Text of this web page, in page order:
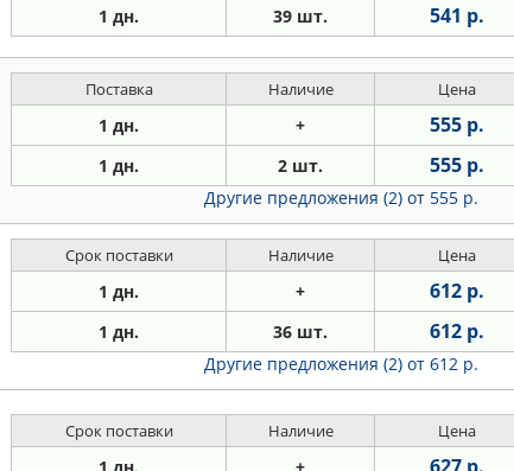
1 дн. 39 шт. 541 р.
Поставка Наличие Цена
1 дн. + 555 р.
1 дн. 2 шт. 555 р.
Другие предложения (2) от 555 р.
Срок поставки Наличие Цена
1 дн. + 612 р.
1 дн. 36 шт. 612 р.
Другие предложения (2) от 612 р.
Срок поставки Наличие Цена
1 дн. + 627 р.